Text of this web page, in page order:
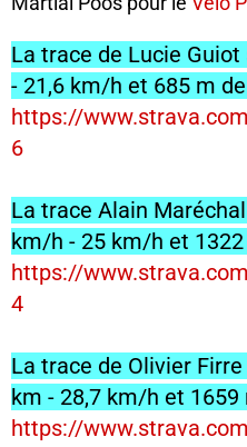
La trace de Lucie
- 21,6 km/h et 685 m
https://
6
La trace Alain
km/h - 25 km/h et
https://
4
La trace de Olivier
km - 28,7 km/h et 1659
https://